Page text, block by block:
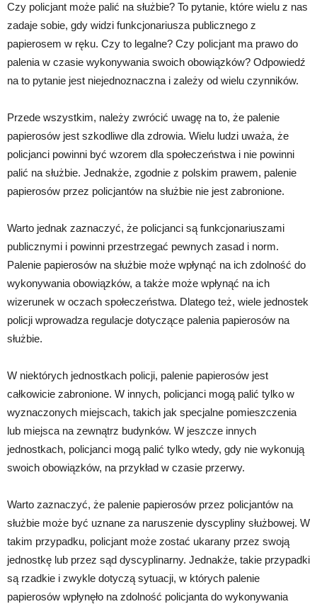
Czy policjant może palić na służbie? To pytanie, które wielu z nas
zadaje sobie, gdy widzi funkcjonariusza publicznego z
papierosem w ręku. Czy to legalne? Czy policjant ma prawo do
palenia w czasie wykonywania swoich obowiązków? Odpowiedź
na to pytanie jest niejednoznaczna i zależy od wielu czynników.
Przede wszystkim, należy zwrócić uwagę na to, że palenie
papierosów jest szkodliwe dla zdrowia. Wielu ludzi uważa, że
policjanci powinni być wzorem dla społeczeństwa i nie powinni
palić na służbie. Jednakże, zgodnie z polskim prawem, palenie
papierosów przez policjantów na służbie nie jest zabronione.
Warto jednak zaznaczyć, że policjanci są funkcjonariuszami
publicznymi i powinni przestrzegać pewnych zasad i norm.
Palenie papierosów na służbie może wpłynąć na ich zdolność do
wykonywania obowiązków, a także może wpłynąć na ich
wizerunek w oczach społeczeństwa. Dlatego też, wiele jednostek
policji wprowadza regulacje dotyczące palenia papierosów na
służbie.
W niektórych jednostkach policji, palenie papierosów jest
całkowicie zabronione. W innych, policjanci mogą palić tylko w
wyznaczonych miejscach, takich jak specjalne pomieszczenia
lub miejsca na zewnątrz budynków. W jeszcze innych
jednostkach, policjanci mogą palić tylko wtedy, gdy nie wykonują
swoich obowiązków, na przykład w czasie przerwy.
Warto zaznaczyć, że palenie papierosów przez policjantów na
służbie może być uznane za naruszenie dyscypliny służbowej. W
takim przypadku, policjant może zostać ukarany przez swoją
jednostkę lub przez sąd dyscyplinarny. Jednakże, takie przypadki
są rzadkie i zwykle dotyczą sytuacji, w których palenie
papierosów wpłynęło na zdolność policjanta do wykonywania